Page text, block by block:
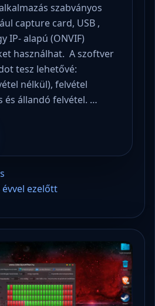
szabványos
capture card, USB ,
IP- alapú (ONVIF)
használhat. A szoftver
tesz lehetővé:
nélkül), felvétel
és állandó felvétel. …
ezelőtt